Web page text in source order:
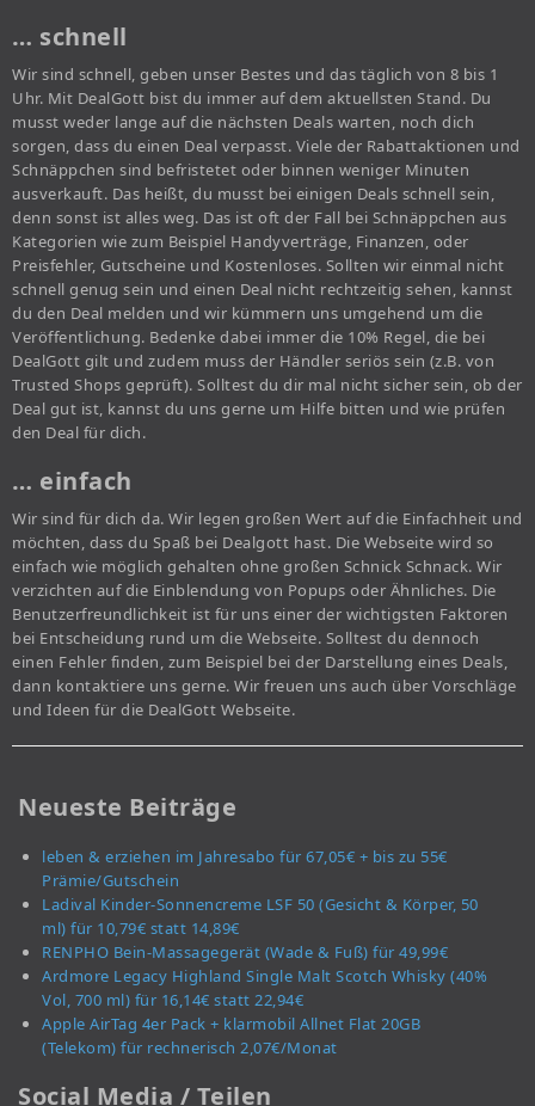
… schnell
Wir sind schnell, geben unser Bestes und das täglich von 8 bis 1
Uhr. Mit DealGott bist du immer auf dem aktuellsten Stand. Du
musst weder lange auf die nächsten Deals warten, noch dich
sorgen, dass du einen Deal verpasst. Viele der Rabattaktionen und
Schnäppchen sind befristetet oder binnen weniger Minuten
ausverkauft. Das heißt, du musst bei einigen Deals schnell sein,
denn sonst ist alles weg. Das ist oft der Fall bei Schnäppchen aus
Kategorien wie zum Beispiel Handyverträge, Finanzen, oder
Preisfehler, Gutscheine und Kostenloses. Sollten wir einmal nicht
schnell genug sein und einen Deal nicht rechtzeitig sehen, kannst
du den Deal melden und wir kümmern uns umgehend um die
Veröffentlichung. Bedenke dabei immer die 10% Regel, die bei
DealGott gilt und zudem muss der Händler seriös sein (z.B. von
Trusted Shops geprüft). Solltest du dir mal nicht sicher sein, ob der
Deal gut ist, kannst du uns gerne um Hilfe bitten und wie prüfen
den Deal für dich.
… einfach
Wir sind für dich da. Wir legen großen Wert auf die Einfachheit und
möchten, dass du Spaß bei Dealgott hast. Die Webseite wird so
einfach wie möglich gehalten ohne großen Schnick Schnack. Wir
verzichten auf die Einblendung von Popups oder Ähnliches. Die
Benutzerfreundlichkeit ist für uns einer der wichtigsten Faktoren
bei Entscheidung rund um die Webseite. Solltest du dennoch
einen Fehler finden, zum Beispiel bei der Darstellung eines Deals,
dann kontaktiere uns gerne. Wir freuen uns auch über Vorschläge
und Ideen für die DealGott Webseite.
Neueste Beiträge
leben & erziehen im Jahresabo für 67,05€ + bis zu 55€
Prämie/Gutschein
Ladival Kinder-Sonnencreme LSF 50 (Gesicht & Körper, 50
ml) für 10,79€ statt 14,89€
RENPHO Bein-Massagegerät (Wade & Fuß) für 49,99€
Ardmore Legacy Highland Single Malt Scotch Whisky (40%
Vol, 700 ml) für 16,14€ statt 22,94€
Apple AirTag 4er Pack + klarmobil Allnet Flat 20GB
(Telekom) für rechnerisch 2,07€/Monat
Social Media / Teilen